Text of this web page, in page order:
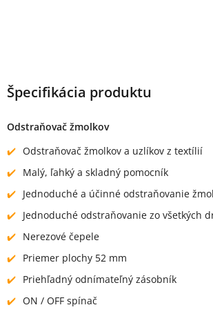
Špecifikácia produktu
Odstraňovač žmolkov
Odstraňovač žmolkov a uzlíkov z textílií
Malý, ľahký a skladný pomocník
Jednoduché a účinné odstraňovanie
Jednoduché odstraňovanie zo všetkých
Nerezové čepele
Priemer plochy 52 mm
Priehľadný odnímateľný zásobník
ON / OFF spínač